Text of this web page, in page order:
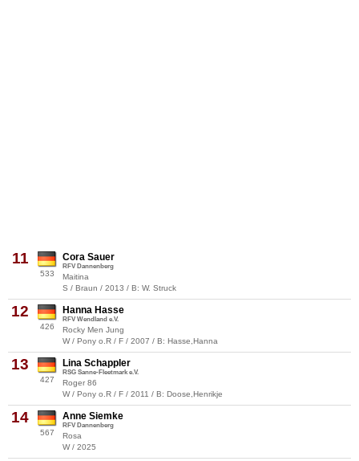
11
533
Cora Sauer
RFV Dannenberg
Maitina
S / Braun / 2013 / B: W. Struck
12
426
Hanna Hasse
RFV Wendland e.V.
Rocky Men Jung
W / Pony o.R / F / 2007 / B: Hasse,Hanna
13
427
Lina Schappler
RSG Sanne-Fleetmark e.V.
Roger 86
W / Pony o.R / F / 2011 / B: Doose,Henrikje
14
567
Anne Siemke
RFV Dannenberg
Rosa
W / 2025